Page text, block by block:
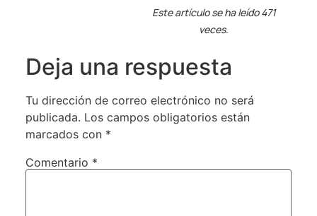
Este artículo se ha leído 471
veces.
Deja una respuesta
Tu dirección de correo electrónico no será
publicada. Los campos obligatorios están
marcados con *
Comentario *